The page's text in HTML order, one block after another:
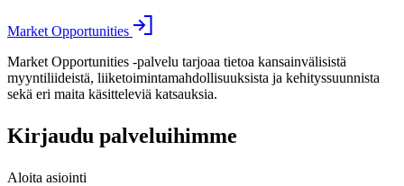
Market Opportunities
Market Opportunities -palvelu tarjoaa tietoa kansainvälisistä
myyntiliideistä, liiketoimintamahdollisuuksista ja kehityssuunnista
sekä eri maita käsitteleviä katsauksia.
Kirjaudu palveluihimme
Aloita asiointi